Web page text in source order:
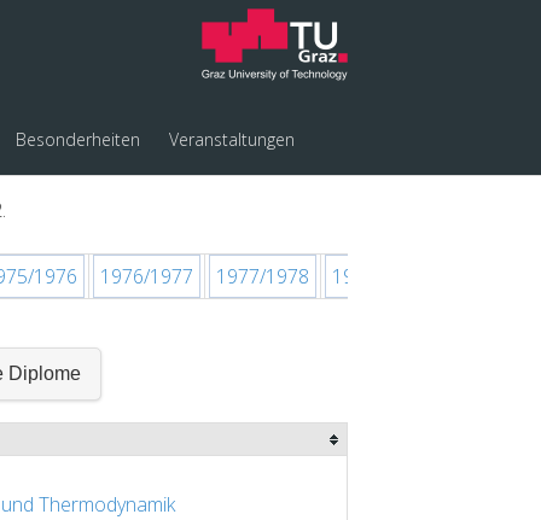
Besonderheiten Veranstaltungen
1976 1976/1977 1977/1978 1978/1979
Diplome
Thermodynamik